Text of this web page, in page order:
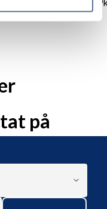
på